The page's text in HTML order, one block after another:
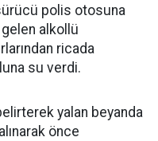
polis otosuna
alkollü
ricada
su verdi.
yalan beyanda
önce